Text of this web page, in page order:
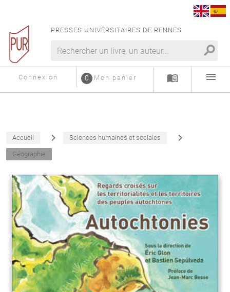
PRESSES UNIVERSITAIRES DE RENNES
search
Connexion Mon panier
0 menu_book menu
Accueil navigate_next Sciences humaines et sociales navigate_next
Géographie